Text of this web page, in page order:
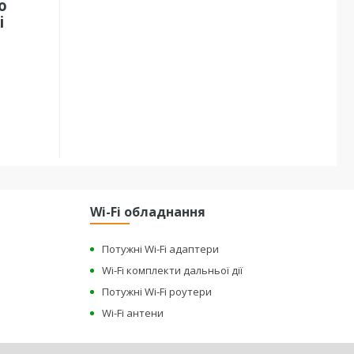
Wi-Fi обладнання
Потужні Wi-Fi адаптери
Wi-Fi комплекти дальньої дії
Потужні Wi-Fi роутери
Wi-Fi антени